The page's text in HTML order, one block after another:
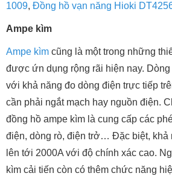
1009, Đồng hồ vạn năng Hioki
Ampe kìm
Ampe kìm cũng là một trong những
được ứn dụng rộng rãi hiện nay.
với khả năng đo dòng điện trực tiếp
cần phải ngắt mạch hay nguồn điện.
đồng hồ ampe kìm là cung cấp các
điện, dòng rò, điện trở… Đặc biệt, khả
lên tới 2000A với độ chính xác cao.
kìm cải tiến còn có thêm chức năng